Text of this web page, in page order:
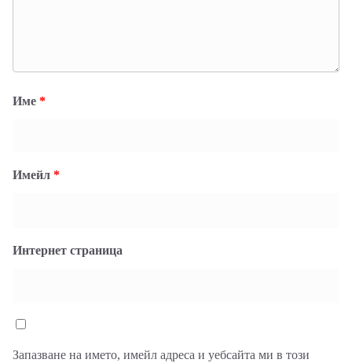
Име *
Имейл *
Интернет страница
Запазване на името, имейл адреса и уебсайта ми в този